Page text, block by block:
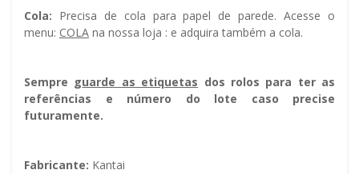
Cola: Precisa de cola para papel de parede. Acesse o
menu: COLA na nossa loja : e adquira também a cola.
Sempre guarde as etiquetas dos rolos para ter as
referências e número do lote caso precise
futuramente.
Fabricante: Kantai